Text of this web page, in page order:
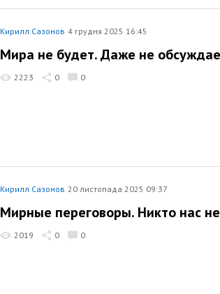
Кирилл Сазонов 4 грудня 2025 16:45
Мира не будет. Даже не
2223 0 0
Кирилл Сазонов 20 листопада 2025 09:37
Мирные переговоры. Никто нас
2019 0 0